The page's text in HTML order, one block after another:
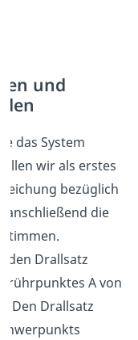
und
das System
wir als erstes
bezüglich
anschließend die
den Drallsatz
A von
Den Drallsatz